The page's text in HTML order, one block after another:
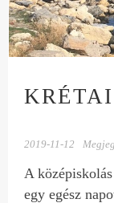
2019-11-12
A
egy egész